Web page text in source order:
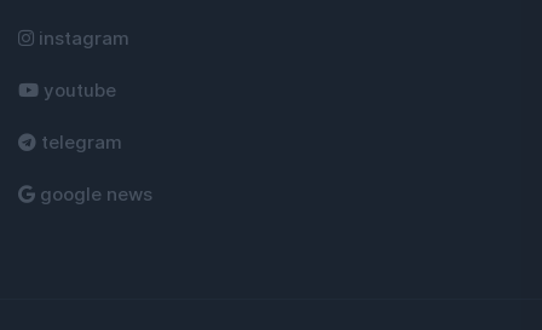
instagram
youtube
telegram
google news